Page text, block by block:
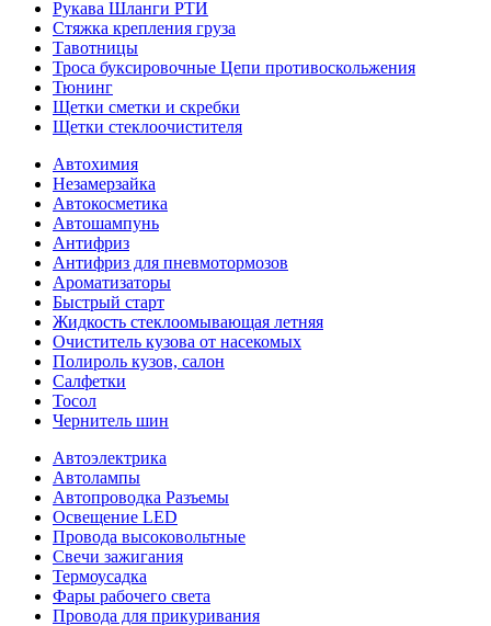
Рукава Шланги РТИ
Стяжка крепления груза
Тавотницы
Троса буксировочные Цепи противоскольжения
Тюнинг
Щетки сметки и скребки
Щетки стеклоочистителя
Автохимия
Незамерзайка
Автокосметика
Автошампунь
Антифриз
Антифриз для пневмотормозов
Ароматизаторы
Быстрый старт
Жидкость стеклоомывающая летняя
Очиститель кузова от насекомых
Полироль кузов, салон
Салфетки
Тосол
Чернитель шин
Автоэлектрика
Автолампы
Автопроводка Разъемы
Освещение LED
Провода высоковольтные
Свечи зажигания
Термоусадка
Фары рабочего света
Провода для прикуривания